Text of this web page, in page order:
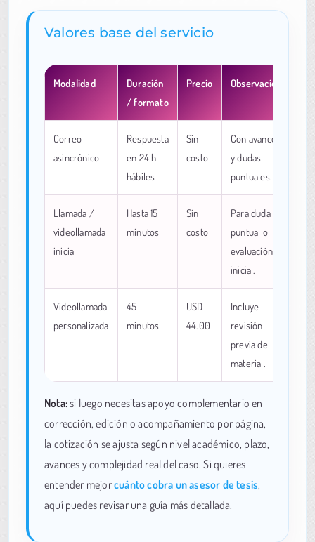
Valores base del servicio
Modalidad
Duración
/ formato
Precio Observación
Correo
asincrónico
Respuesta
en 24 h
hábiles
Sin
costo
Con avance
y dudas
puntuales.
Llamada /
videollamada
inicial
Hasta 15
minutos
Sin
costo
Para duda
puntual o
evaluación
inicial.
Videollamada
personalizada
45
minutos
USD
44.00
Incluye
revisión
previa del
material.
Nota:si luego necesitas apoyo complementario en
corrección, edición o acompañamiento por página,
la cotización se ajusta según nivel académico, plazo,
avances y complejidad real del caso. Si quieres
entender mejorcuánto cobra un asesor de tesis,
aquí puedes revisar una guía más detallada.